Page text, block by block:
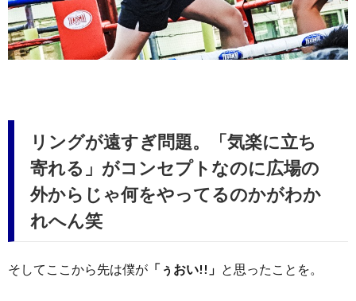
リングが遠すぎ問題。「気楽に立ち
寄れる」がコンセプトなのに広場の
外からじゃ何をやってるのかがわか
れへん笑
そしてここから先は僕が 「ぅおい!!」 と思ったことを。